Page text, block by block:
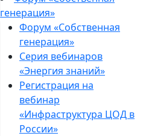
генерация»
Форум «Собственная
генерация»
Серия вебинаров
«Энергия знаний»
Регистрация на
вебинар
«Инфраструктура ЦОД в
России»